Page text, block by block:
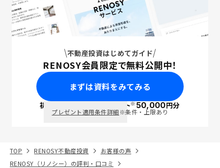
不動産投資はじめてガイド
RENOSY会員限定で無料公開中！
まずは資料をみてみる
初回面談で ポイント※50,000円分
プレゼント適用条件詳細※条件・上限あり
TOP RENOSY不動産投資
お客様の声
RENOSY（リノシー）の評判・口コミ